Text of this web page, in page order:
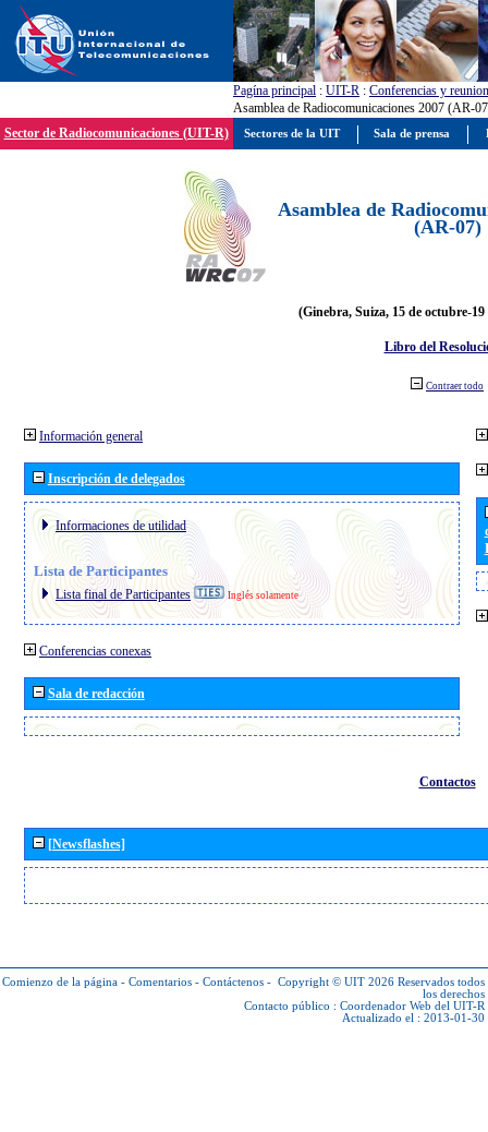
Pagína principal : UIT-R : Conferencias y
Asamblea de Radiocomunicaciones 2007 (AR-
Sector de Radiocomunicaciones (UIT-R)
Asamblea de
(AR-07)
(Ginebra, Suiza, 15 de octubre-19
Libro del
Contraer todo
Información general
Inscripción de delegados
Informaciones de utilidad
Lista de Participantes
Lista final de Participantes Inglés solamente
Conferencias conexas
Sala de redacción
Contactos
[Newsflashes]
Comienzo de la página - Comentarios - Contáctenos - Copyright © UIT 2026 Reservados todos
los derechos
Contacto público : Coordenador Web del UIT-R
Actualizado el : 2013-01-30
Sectores de la UIT Sala de prensa